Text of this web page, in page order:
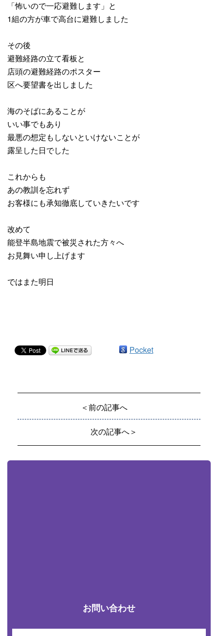
「怖いので一応避難します」と
1組の方が車で高台に避難しました
その後
避難経路の立て看板と
店頭の避難経路のポスター
区へ要望書を出しました
海のそばにあることが
いい事でもあり
最悪の想定もしないといけないことが
露呈した日でした
これからも
あの教訓を忘れず
お客様にも承知徹底していきたいです
改めて
能登半島地震で被災された方々へ
お見舞い申し上げます
ではまた明日
Pocket
＜前の記事へ
次の記事へ＞
お問い合わせ